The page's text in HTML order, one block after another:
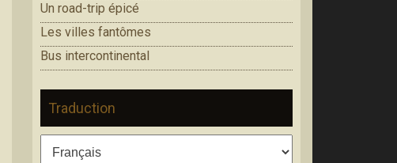
Un road-trip épicé
Les villes fantômes
Bus intercontinental
Traduction